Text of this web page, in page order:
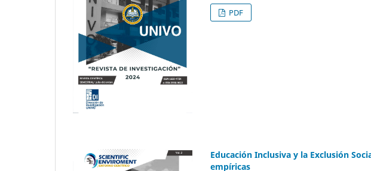
PDF
Educación Inclusiva y la Exclusión
empíricas